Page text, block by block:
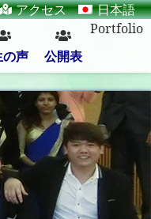
アクセス 日本語
声 公開表
Portfolio